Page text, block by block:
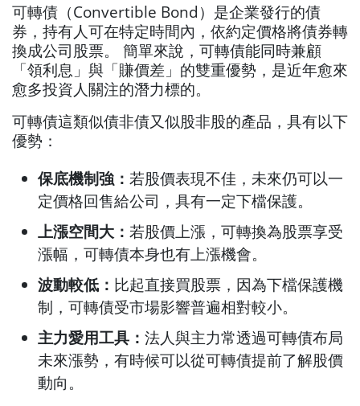
可轉債（Convertible Bond）是企業發行的債
券，持有人可在特定時間內，依約定價格將債券轉
換成公司股票。 簡單來說，可轉債能同時兼顧
「領利息」與「賺價差」的雙重優勢，是近年愈來
愈多投資人關注的潛力標的。
可轉債這類似債非債又似股非股的產品，具有以下
優勢：
保底機制強： 若股價表現不佳，未來仍可以一
定價格回售給公司，具有一定下檔保護。
上漲空間大： 若股價上漲，可轉換為股票享受
漲幅，可轉債本身也有上漲機會。
波動較低： 比起直接買股票，因為下檔保護機
制，可轉債受市場影響普遍相對較小。
主力愛用工具： 法人與主力常透過可轉債布局
未來漲勢，有時候可以從可轉債提前了解股價
動向。